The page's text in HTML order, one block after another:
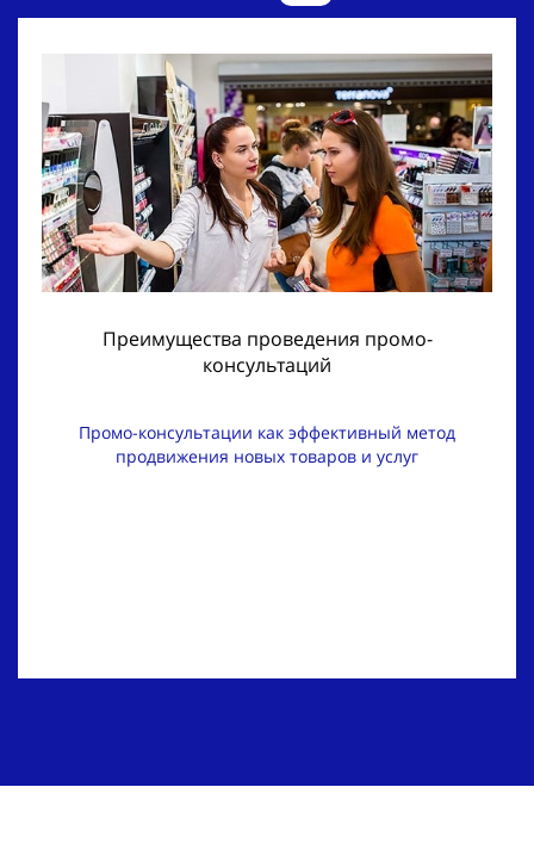
Преимущества проведения промо-
консультаций
Промо-консультации как эффективный метод
продвижения новых товаров и услуг